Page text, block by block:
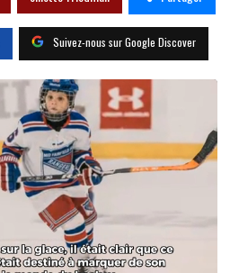
Suivez-nous sur Google Discover